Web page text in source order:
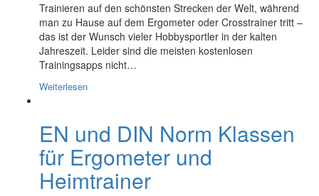
Trainieren auf den schönsten Strecken der Welt, während
man zu Hause auf dem Ergometer oder Crosstrainer tritt –
das ist der Wunsch vieler Hobbysportler in der kalten
Jahreszeit. Leider sind die meisten kostenlosen
Trainingsapps nicht…
Weiterlesen
EN und DIN Norm Klassen
für Ergometer und
Heimtrainer